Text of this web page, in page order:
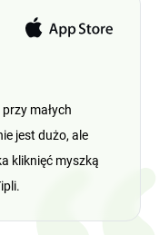
małych
jest dużo, ale
kliknięć myszką